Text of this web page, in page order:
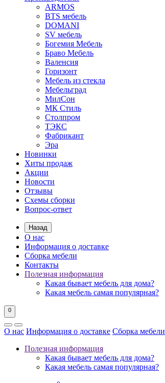
ARMOS
BTS мебель
DOMANI
SV мебель
Богемия Мебель
Браво Мебель
Валенсия
Горизонт
Мебель из стекла
Мебельград
МилСон
МК Стиль
Столпром
ТЭКС
Фабрикант
Эра
Новинки
Хиты продаж
Акции
Новости
Отзывы
Схемы сборки
Вопрос-ответ
Назад
О нас
Информация о доставке
Сборка мебели
Контакты
Полезная информация
Какая бывает мебель для дома?
Какая мебель самая популярная?
0
О нас Информация о доставке Сборка мебели
Полезная информация
Какая бывает мебель для дома?
Какая мебель самая популярная?